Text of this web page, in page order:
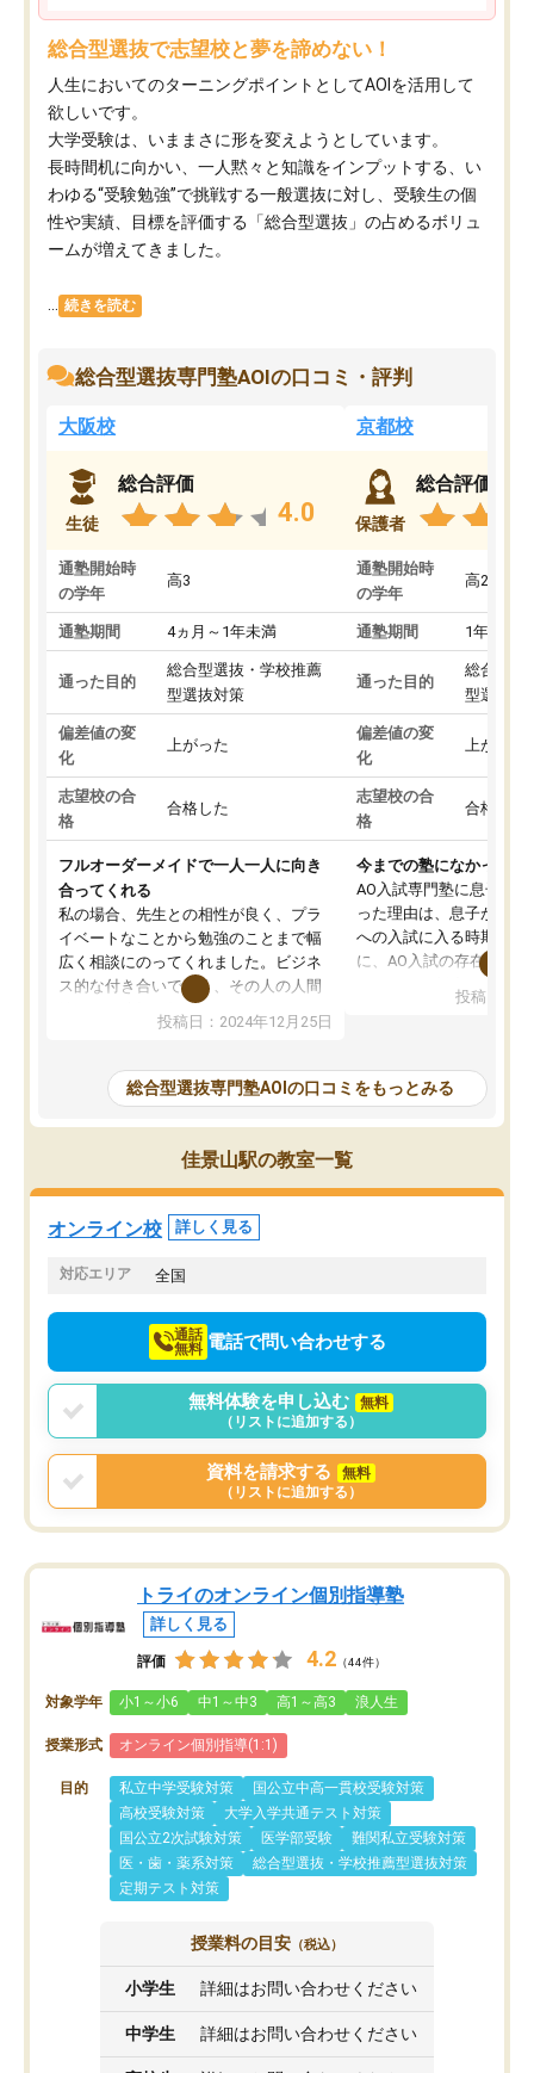
総合型選抜で志望校と夢を諦めない！
人生においてのターニングポイントとしてAOIを活用して
欲しいです。
大学受験は、いままさに形を変えようとしています。
長時間机に向かい、一人黙々と知識をインプットする、い
わゆる“受験勉強”で挑戦する一般選抜に対し、受験生の個
性や実績、目標を評価する「総合型選抜」の占めるボリュ
ームが増えてきました。
続きを読む
総合型選抜専門塾AOIの口コミ・評判
大阪校
生徒
総合評価
4.0
通塾開始時
の学年
高3
通塾期間 4ヵ月～1年未満
通った目的
総合型選抜・学校推薦
型選抜対策
偏差値の変
化
上がった
志望校の合
格
合格した
フルオーダーメイドで一人一人に向き
合ってくれる
私の場合、先生との相性が良く、プラ
イベートなことから勉強のことまで幅
広く相談にのってくれました。ビジネ
ス的な付き合いでなく、その人の人間
性までを適切に把握し、むきあってい
るなぁと強く感じることできました。
と相談すると、他の先生も紹介してく
ださり、客観的なアドバイスもいただ
くことができました（志望理由・自己
PR等の添削において）。そして、なに
より自習室が解放されている点がよか
ったです。友達と好きな時間に自習
し、お互いを高めあえる環境がありま
投稿日：2024年12月25日
京都校
保護者
総合評価
通塾開始時
の学年
高2
通塾期間 1年以上
通った目的
総合型選
型選抜対
偏差値の変
化
上がった
志望校の合
格
合格した
今までの塾になかった
AO入試専門塾に息子を
った理由は、息子が高校
への入試に入る時期に差
に、AO入試の存在を息
たことから、AOIに入塾
で、AO入試を改めて知
それに対しての具体的な
ことでした。更に子供の
けてらっしゃいますので
投稿日：
総合型選抜専門塾AOIの口コミをもっとみる
佳景山駅の教室一覧
オンライン校 詳しく見る
対応エリア 全国
通話
無料 電話で問い合わせする
無料体験を申し込む
無料
（リストに追加する）
資料を請求する
無料
（リストに追加する）
トライのオンライン個別指導塾
詳しく見る
評価 4.2 （44件）
対象学年 小1～小6 中1～中3 高1～高3 浪人生
授業形式 オンライン個別指導(1:1)
目的 私立中学受験対策
国公立中高一貫校受験対策
高校受験対策
大学入学共通テスト対策
国公立2次試験対策
医学部受験
難関私立受験対策
医・歯・薬系対策
総合型選抜・学校推薦型選抜対策
定期テスト対策
授業料の目安 （税込）
小学生 詳細はお問い合わせください
中学生 詳細はお問い合わせください